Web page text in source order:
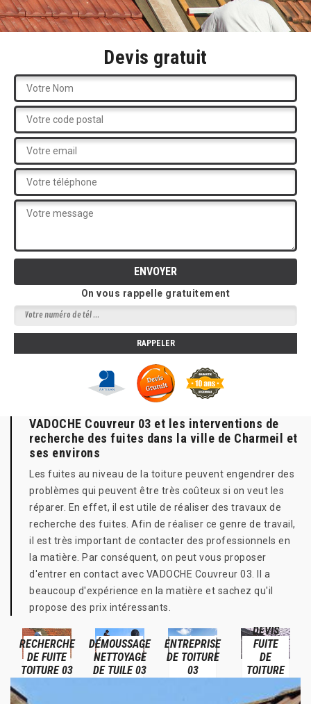
Devis gratuit
On vous rappelle gratuitement
VADOCHE Couvreur 03 et les interventions de
recherche des fuites dans la ville de Charmeil et
ses environs
Les fuites au niveau de la toiture peuvent engendrer des
problèmes qui peuvent être très coûteux si on veut les
réparer. En effet, il est utile de réaliser des travaux de
recherche des fuites. Afin de réaliser ce genre de travail,
il est très important de contacter des professionnels en
la matière. Par conséquent, on peut vous proposer
d'entrer en contact avec VADOCHE Couvreur 03. Il a
beaucoup d'expérience en la matière et sachez qu'il
propose des prix intéressants.
RECHERCHE
DE FUITE
TOITURE 03
DÉMOUSSAGE
NETTOYAGE
DE TUILE 03
ENTREPRISE
DE TOITURE
03
DEVIS
FUITE
DE
TOITURE